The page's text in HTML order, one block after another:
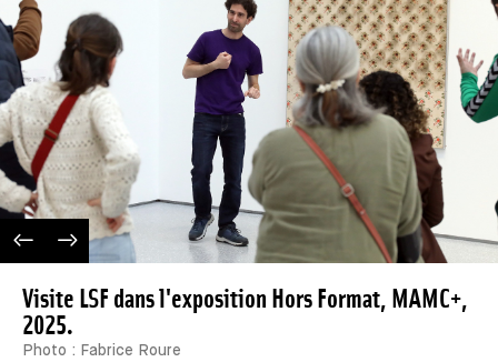
IMAGE PRÉCÉDENTE
IMAGE SUIVANTE
Visite LSF dans l'exposition Hors Format, MAMC+,
2025.
Photo : Fabrice Roure